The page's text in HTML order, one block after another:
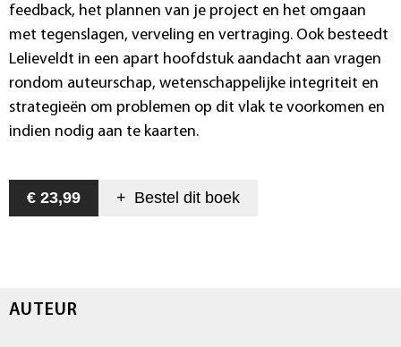
feedback, het plannen van je project en het omgaan
met tegenslagen, verveling en vertraging. Ook besteedt
Lelieveldt in een apart hoofdstuk aandacht aan vragen
rondom auteurschap, wetenschappelijke integriteit en
strategieën om problemen op dit vlak te voorkomen en
indien nodig aan te kaarten.
€ 23,99 + Bestel dit boek
AUTEUR